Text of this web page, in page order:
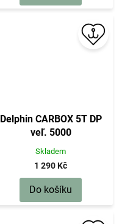
Delphin CARBOX 5T DP
veľ. 5000
Skladem
1 290 Kč
Do košíku